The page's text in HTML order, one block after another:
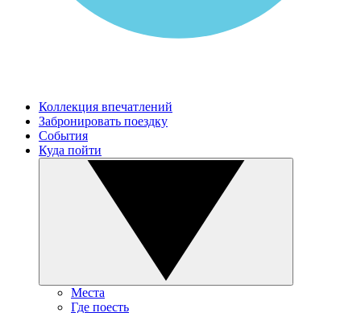
Коллекция впечатлений
Забронировать поездку
События
Куда пойти
Места
Где поесть